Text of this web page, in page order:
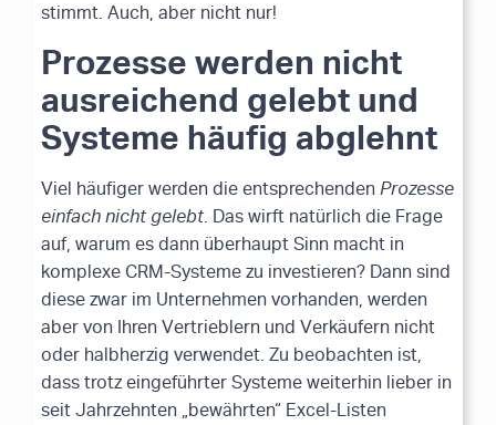
stimmt. Auch, aber nicht nur!
Prozesse werden nicht
ausreichend gelebt und
Systeme häufig abglehnt
Viel häufiger werden die entsprechenden Prozesse
einfach nicht gelebt. Das wirft natürlich die Frage
auf, warum es dann überhaupt Sinn macht in
komplexe CRM-Systeme zu investieren? Dann sind
diese zwar im Unternehmen vorhanden, werden
aber von Ihren Vertrieblern und Verkäufern nicht
oder halbherzig verwendet. Zu beobachten ist,
dass trotz eingeführter Systeme weiterhin lieber in
seit Jahrzehnten „bewährten“ Excel-Listen